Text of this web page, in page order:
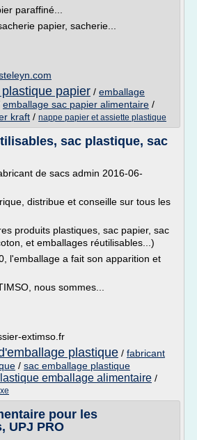
paraffiné...
papier, sacherie...
papier / emballage
emballage sac papier alimentaire /
kraft / nappe papier et assiette plastique
sac plastique, sac
de sacs admin 2016-06-
distribue et conseille sur tous les
produits plastiques, sac papier, sac
et emballages réutilisables...)
l'emballage a fait son apparition et
nous sommes...
extimso.fr
plastique / fabricant
/ sac emballage plastique
emballage alimentaire /
pour les
UPJ PRO